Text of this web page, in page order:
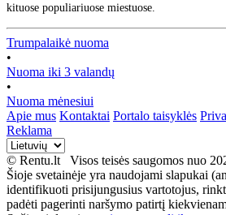
kituose populiariuose miestuose.
Trumpalaikė nuoma
•
Nuoma iki 3 valandų
•
Nuoma mėnesiui
Apie mus Kontaktai Portalo taisyklės
Reklama
© Rentu.lt Visos teisės saugomos nuo
Šioje svetainėje yra naudojami slapukai
identifikuoti prisijungusius vartotojus,
padėti pagerinti naršymo patirtį